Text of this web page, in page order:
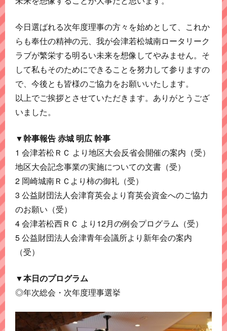
今日選ばれる次年度理事の方々を始めとして、これか
らも奉仕の精神の元、我が会津若松城南ロータリーク
ラブが繁栄する明るい未来を想像してやみません。そ
して私もそのためにできることを努力して参りますの
で、今後とも皆様のご協力をお願いいたします。
以上でご挨拶とさせていただきます。ありがとうござ
いました。
▼幹事報告 赤城 明広 幹事
1 会津若松ＲＣ より地区大会反省会開催の案内（受）
地区大会記念事業の実施についての文書（受）
2 岡崎城南ＲＣより柿の御礼（受）
3 公益財団法人会津育英会より育英会資金へのご協力
のお願い（受）
4 会津若松西ＲＣ より12月の例会プログラム（受）
5 公益財団法人会津青年会議所より新年会の案内
（受）
▼本日のプログラム
◎年次総会・次年度理事選挙